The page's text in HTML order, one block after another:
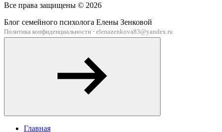
Все права защищены © 2026
Блог семейного психолога Елены Зенковой
Политика конфиденциальности · elenazenkova83@yandex.ru
Главная